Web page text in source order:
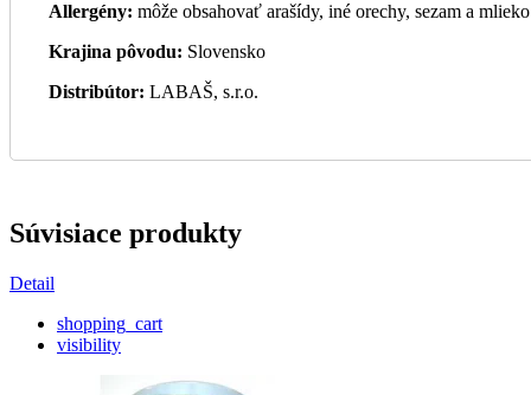
Allergény: môže obsahovať arašídy, iné orechy, sezam a mlieko
Krajina pôvodu: Slovensko
Distribútor: LABAŠ, s.r.o.
Súvisiace produkty
Detail
shopping_cart
visibility